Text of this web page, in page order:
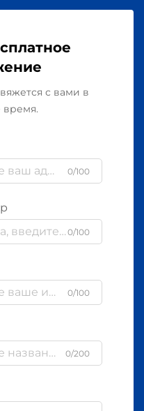
с вами в
0/100
0/100
0/100
0/200